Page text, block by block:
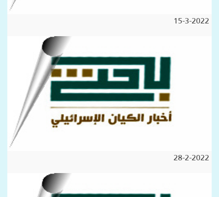
15-3-2022
28-2-2022